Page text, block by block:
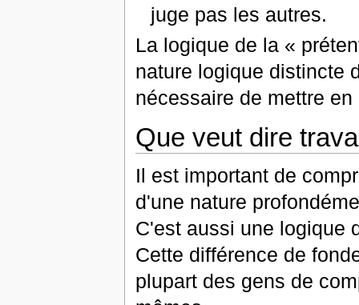
juge pas les autres.
La logique de la «
nature logique distincte
nécessaire de mettre
Que veut dire
Il est important de
d'une nature
C'est aussi une logique
Cette différence de
plupart des gens de